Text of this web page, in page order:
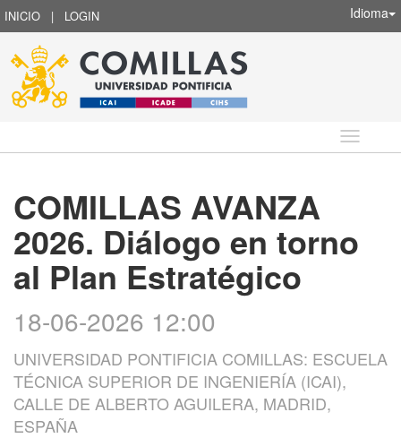
INICIO | LOGIN Idioma
Idioma
COMILLAS AVANZA
2026. Diálogo en torno
al Plan Estratégico
18-06-2026 12:00
UNIVERSIDAD PONTIFICIA COMILLAS: ESCUELA
TÉCNICA SUPERIOR DE INGENIERÍA (ICAI),
CALLE DE ALBERTO AGUILERA, MADRID,
ESPAÑA